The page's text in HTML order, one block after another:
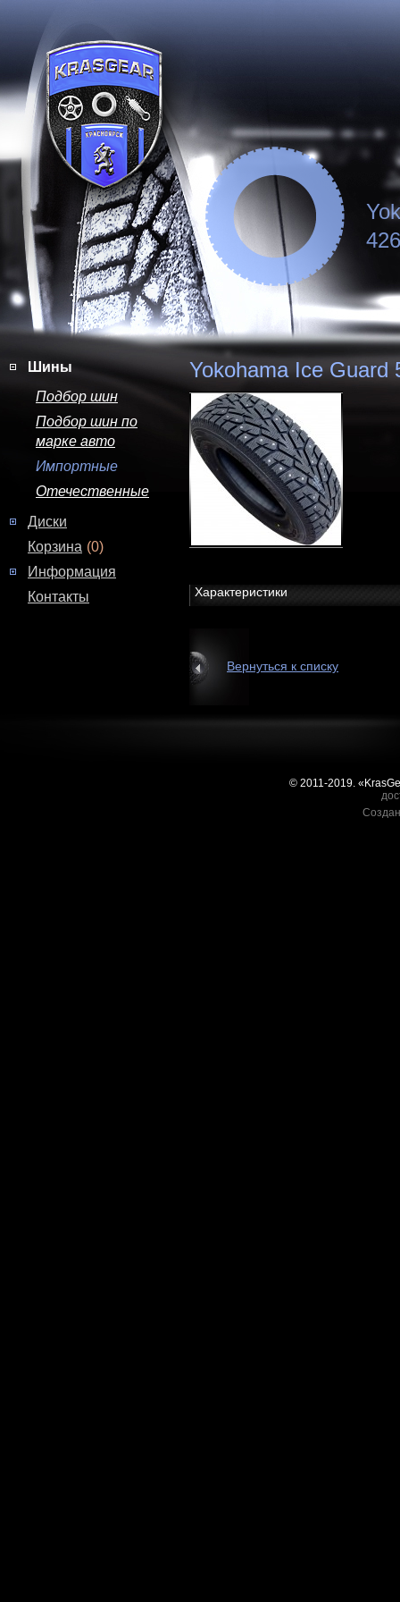
Шины
Подбор шин
Подбор шин по
марке авто
Импортные
Отечественные
Диски
Корзина (0)
Информация
Контакты
Yokohama Ice Guard
Характеристики
Вернуться к списку
© 2011-2019.